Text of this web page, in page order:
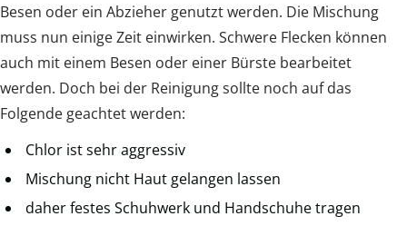
Besen oder ein Abzieher genutzt werden. Die Mischung
muss nun einige Zeit einwirken. Schwere Flecken können
auch mit einem Besen oder einer Bürste bearbeitet
werden. Doch bei der Reinigung sollte noch auf das
Folgende geachtet werden:
Chlor ist sehr aggressiv
Mischung nicht Haut gelangen lassen
daher festes Schuhwerk und Handschuhe tragen